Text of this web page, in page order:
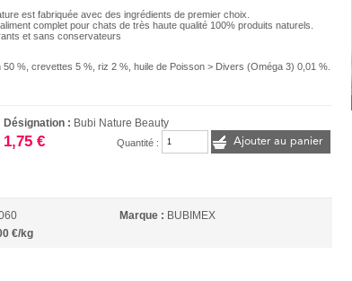
est fabriquée avec des ingrédients de premier choix.
complet pour chats de très haute qualité 100% produits naturels.
et sans conservateurs
50 %, crevettes 5 %, riz 2 %, huile de Poisson > Divers (Oméga 3) 0,01 %.
Désignation : Bubi Nature Beauty
1,75 € Quantité : Ajouter au panier
Marque : BUBIMEX
€/kg